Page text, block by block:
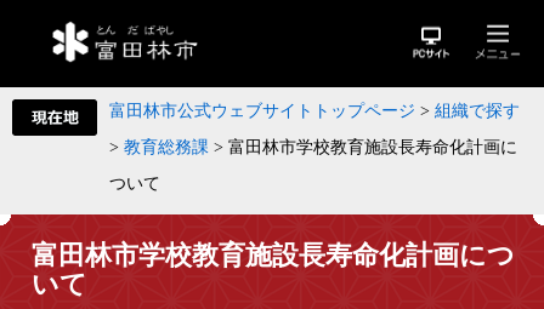
富田林市公式ウェブサイトトップページ > 組織で探す
> 教育総務課 > 富田林市学校教育施設長寿命化計画に
ついて
富田林市学校教育施設長寿命化計画につ
いて